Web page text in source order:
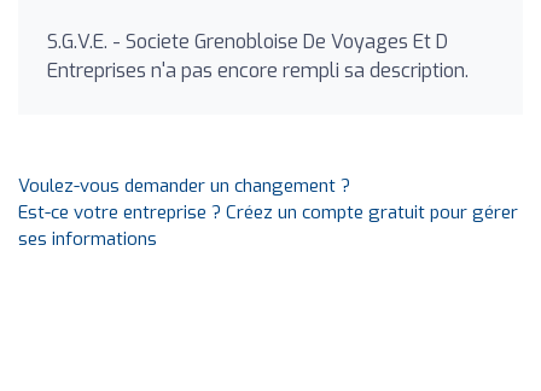
S.G.V.E. - Societe Grenobloise De Voyages Et D
Entreprises n'a pas encore rempli sa description.
Voulez-vous demander un changement ?
Est-ce votre entreprise ? Créez un compte gratuit pour gérer
ses informations